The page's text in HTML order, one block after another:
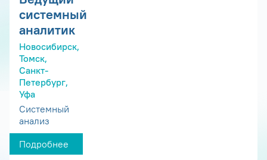
системный
аналитик
Новосибирск,
Томск,
Санкт-
Петербург,
Уфа
Системный
анализ
Подробнее